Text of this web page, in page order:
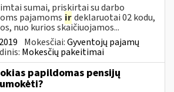
sumai, priskirtai su darbo
pajamoms irdeklaruotai 02 kodu,
nuo kurios skaičiuojamos...
2019 Mokesčiai:Gyventojų pajamų
Mokesčių pakeitimai
papildomas pensijų